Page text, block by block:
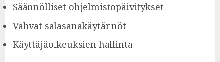
Säännölliset ohjelmistopäivitykset
Vahvat salasanakäytännöt
Käyttäjäoikeuksien hallinta